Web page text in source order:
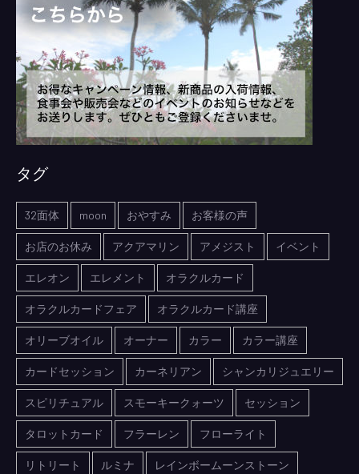
タグ
32面体 moon おやすみ お客様の声
お店のお休み アクアマリン アメジスト イベント
エレオン エレメント オラクルカード
オラクルカードフェア オラクルカード講座
オリーブオイル オーナー カラー カラー講座
カードセッション カーネリアン シャンカリジュエリー
スピリチュアル スモーキークォーツ セッション
タロットカード フラーレン フローライト
リトリート ルミナ レインボームーンストーン